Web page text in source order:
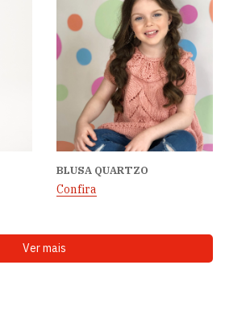
BLUSA QUARTZO
Confira
Ver mais